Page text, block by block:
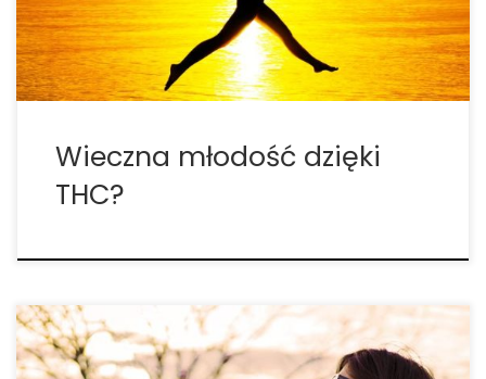
funkcje poznawcze u starych myszy”, media
głównego […]
Wieczna młodość dzięki
THC?